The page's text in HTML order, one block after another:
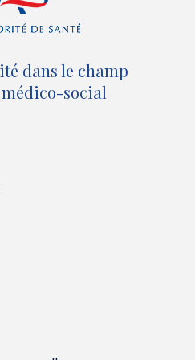
(
n
o
u
(
n
o
dans le champ
social